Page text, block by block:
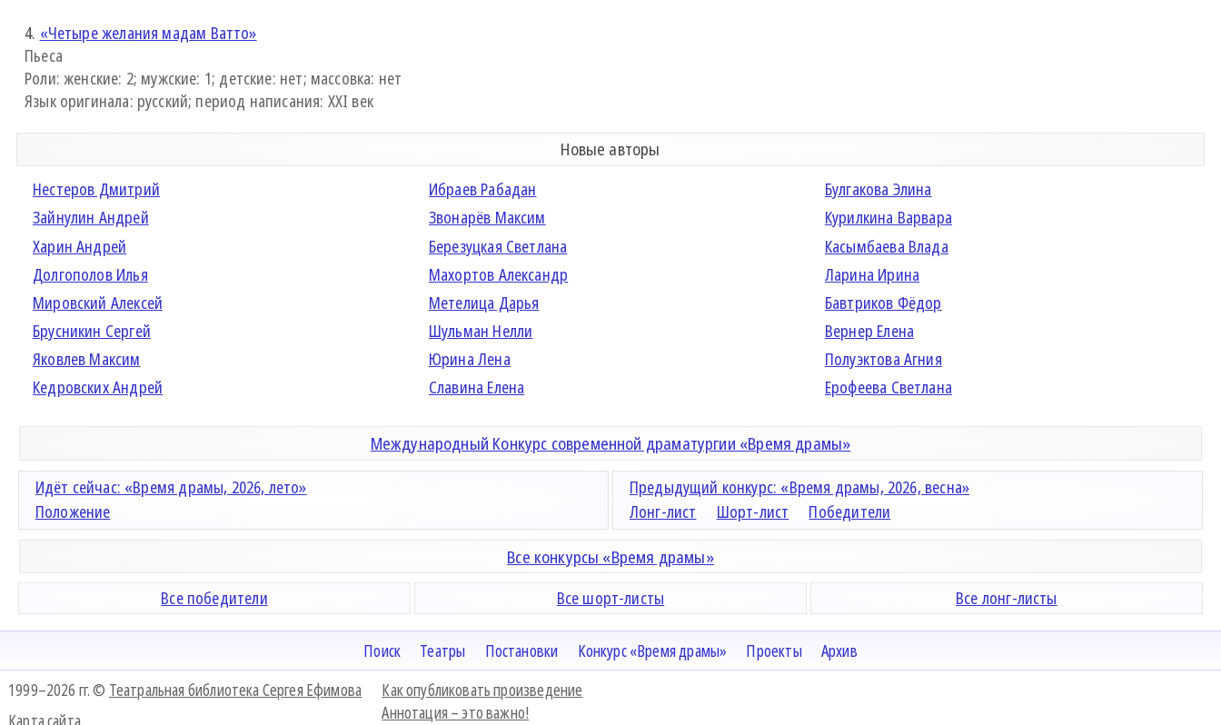
4. «Четыре желания мадам Ватто»
Пьеса
Роли: женские: 2; мужские: 1; детские: нет; массовка: нет
Язык оригинала: русский; период написания: XXI век
Новые авторы
Нестеров Дмитрий Ибраев Рабадан
Булгакова Элина
Зайнулин Андрей
Звонарёв Максим
Курилкина Варвара
Харин Андрей
Березуцкая Светлана
Касымбаева Влада
Долгополов Илья
Махортов Александр
Ларина Ирина
Мировский Алексей
Метелица Дарья
Бавтриков Фёдор
Брусникин Сергей
Шульман Нелли
Вернер Елена
Яковлев Максим
Юрина Лена
Полуэктова Агния
Кедровских Андрей
Славина Елена Ерофеева Светлана
Международный Конкурс современной драматургии «Время драмы»
Идёт сейчас: «Время драмы, 2026, лето»
Положение
Предыдущий конкурс: «Время драмы, 2026, весна»
Лонг-лист
Шорт-лист Победители
Все конкурсы «Время драмы»
Все победители Все шорт-листы Все лонг-листы
Поиск Театры Постановки Конкурс «Время драмы» Проекты
Архив
1999–2026 гг. © Театральная библиотека Сергея Ефимова
Как опубликовать произведение
Аннотация – это важно!